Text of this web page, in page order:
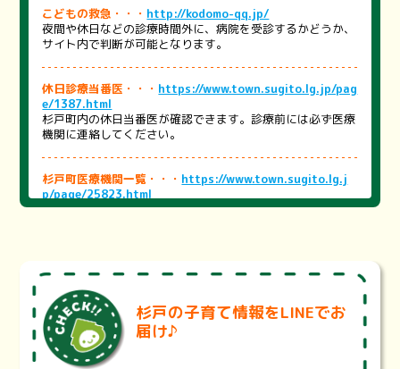
こどもの救急・・・ http://kodomo-qq.jp/
夜間や休日などの診療時間外に、病院を受診するかどうか、
サイト内で判断が可能となります。
休日診療当番医・・・ https://www.town.sugito.lg.jp/pag
e/1387.html
杉戸町内の休日当番医が確認できます。診療前には必ず医療
機関に連絡してください。
杉戸町医療機関一覧・・・ https://www.town.sugito.lg.j
p/page/25823.html
町内の医療機関をまとめました。医療機関を探す際にご活用
埼玉県医療機能情報提供システム・・・
itama.lg.jp/
診療科目、診療曜日・時間、地域、最寄り駅から医療機関や
薬局を検索することが出来ます。また、設備や体制、対応で
きる治療内容などの項目で検索することもできます。
杉戸の子育て情報をLINEでお
届け♪